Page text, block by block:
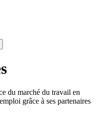
du marché du travail en
grâce à ses partenaires